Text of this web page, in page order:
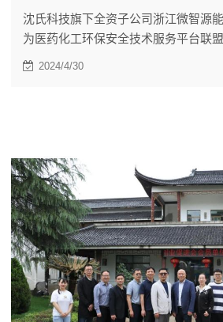
沈氏科技旗下全资子公司浙江微智源
为医药化工环保安全技术服务平台联盟
2024/4/30